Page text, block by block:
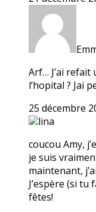
Arf… J’ai
l’hopital ? Jai
25 décembre
lina
coucou Amy,
je suis
maintenant,
J’espère (si
fêtes!